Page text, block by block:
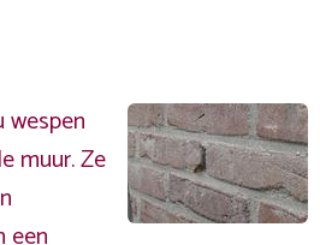
wespen
muur. Ze